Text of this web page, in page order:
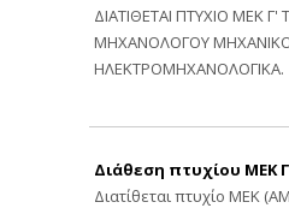
ΔΙΑΤΙΘΕΤΑΙ ΠΤΥΧΙΟ ΜΕΚ Γ'
ΜΗΧΑΝΟΛΟΓΟΥ
ΗΛΕΚΤΡΟΜΗΧΑΝΟΛΟΓΙΚΑ.
Διάθεση πτυχίου ΜΕΚ
Διατίθεται πτυχίο ΜΕΚ